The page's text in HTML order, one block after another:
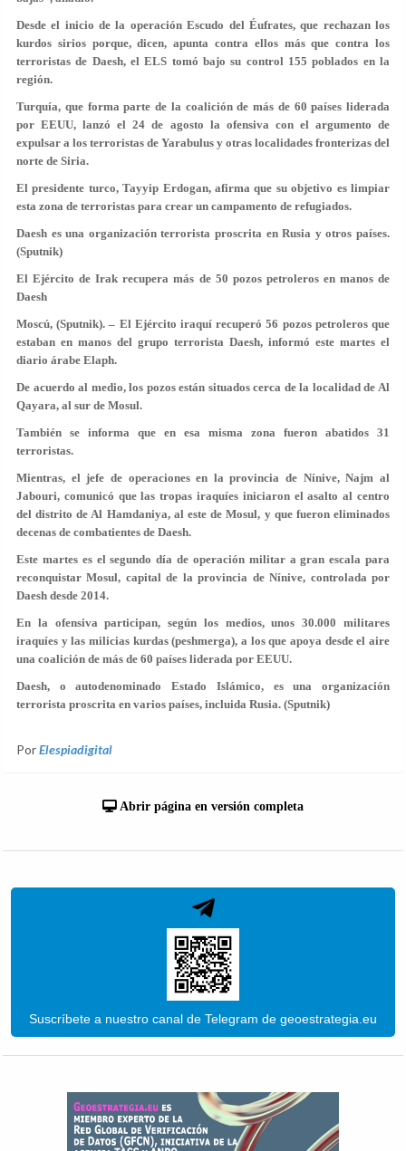
Desde el inicio de la operación Escudo del Éufrates, que rechazan los
kurdos sirios porque, dicen, apunta contra ellos más que contra los
terroristas de Daesh, el ELS tomó bajo su control 155 poblados en la
región.
Turquía, que forma parte de la coalición de más de 60 países liderada
por EEUU, lanzó el 24 de agosto la ofensiva con el argumento de
expulsar a los terroristas de Yarabulus y otras localidades fronterizas del
norte de Siria.
El presidente turco, Tayyip Erdogan, afirma que su objetivo es limpiar
esta zona de terroristas para crear un campamento de refugiados.
Daesh es una organización terrorista proscrita en Rusia y otros países.
(Sputnik)
El Ejército de Irak recupera más de 50 pozos petroleros en manos de
Daesh
Moscú, (Sputnik). – El Ejército iraquí recuperó 56 pozos petroleros que
estaban en manos del grupo terrorista Daesh, informó este martes el
diario árabe Elaph.
De acuerdo al medio, los pozos están situados cerca de la localidad de Al
Qayara, al sur de Mosul.
También se informa que en esa misma zona fueron abatidos 31
terroristas.
Mientras, el jefe de operaciones en la provincia de Nínive, Najm al
Jabouri, comunicó que las tropas iraquíes iniciaron el asalto al centro
del distrito de Al Hamdaniya, al este de Mosul, y que fueron eliminados
decenas de combatientes de Daesh.
Este martes es el segundo día de operación militar a gran escala para
reconquistar Mosul, capital de la provincia de Nínive, controlada por
Daesh desde 2014.
En la ofensiva participan, según los medios, unos 30.000 militares
iraquíes y las milicias kurdas (peshmerga), a los que apoya desde el aire
una coalición de más de 60 países liderada por EEUU.
Daesh, o autodenominado Estado Islámico, es una organización
terrorista proscrita en varios países, incluida Rusia. (Sputnik)
PorElespiadigital
Abrir página en versión completa
Suscríbete a nuestro canal de Telegram de geoestrategia.eu